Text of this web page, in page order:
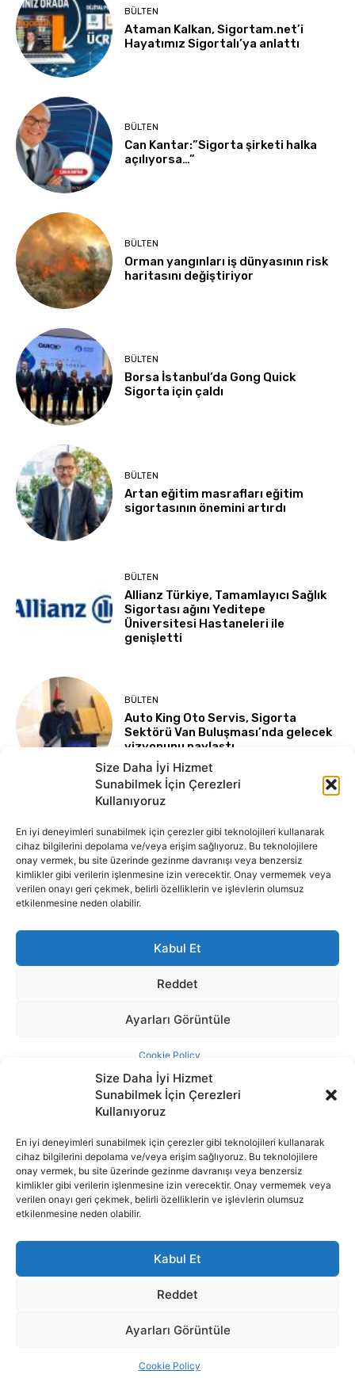
Size Daha İyi Hizmet
Sunabilmek İçin Çerezleri
Kullanıyoruz
En iyi deneyimleri sunabilmek için çerezler gibi teknolojileri kullanarak
cihaz bilgilerini depolama ve/veya erişim sağlıyoruz. Bu teknolojilere
onay vermek, bu site üzerinde gezinme davranışı veya benzersiz
kimlikler gibi verilerin işlenmesine izin verecektir. Onay vermemek veya
verilen onayı geri çekmek, belirli özelliklerin ve işlevlerin olumsuz
etkilenmesine neden olabilir.
Kabul Et
Reddet
Ayarları Görüntüle
Cookie Policy
İnternet portalımızda yer alan tüm haber metini, resim ve benzeri
içeriğin hakları Sigortamedya Yayıncılık A.Ş.'ye aittir. Hiçbir şekilde
basılı ya da elektronik bir ortamda, kaynak gösterilse bile izin
alınmadan kullanılamaz.